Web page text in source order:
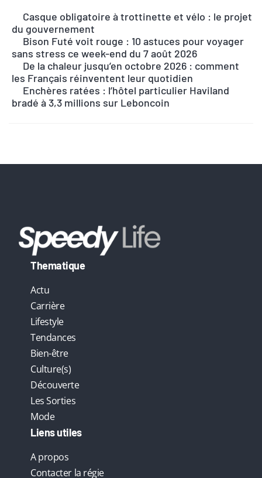
e
r
a
Casque obligatoire à trottinette et vélo : le projet
du gouvernement
Bison Futé voit rouge : 10 astuces pour voyager
sans stress ce week-end du 7 août 2026
De la chaleur jusqu’en octobre 2026 : comment
les Français réinventent leur quotidien
Enchères ratées : l’hôtel particulier Haviland
bradé à 3,3 millions sur Leboncoin
Thematique
Actu
Carrière
Lifestyle
Tendances
Bien-être
Culture(s)
Découverte
Les Sorties
Mode
Liens utiles
A propos
Contacter la régie